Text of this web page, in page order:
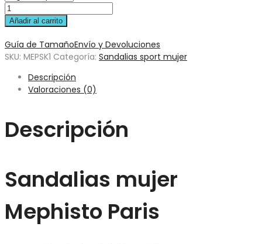
Añadir al carrito
Guía de TamañoEnvío y Devoluciones
SKU: MEPSK1 Categoría: Sandalias sport mujer
Descripción
Valoraciones (0)
Descripción
Sandalias mujer
Mephisto Paris